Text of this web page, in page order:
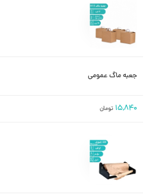
جعبه ماگ عمومی
۱۵,۸۴۰ تومان